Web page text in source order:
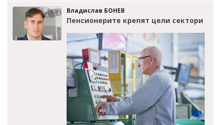
Владислав БОНЕВ
Пенсионерите крепят цели сектори